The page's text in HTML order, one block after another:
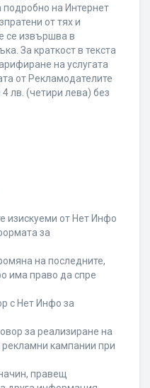
подробно на Интернет
от тях и
се извършва в
За краткост в текста
на услугата
от Рекламодателите
лв. (четири лева) без
изискуеми от Нет Инфо
за
на последните,
има право да спре
с Нет Инфо за
за реализиране на
кампании при
правещ